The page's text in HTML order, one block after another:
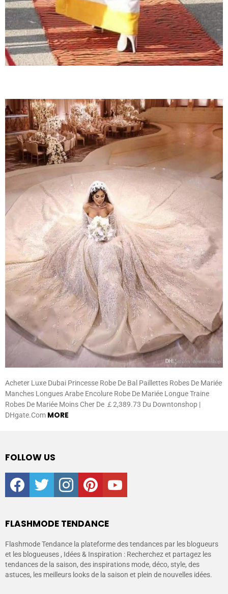
Acheter Luxe Dubai Princesse Robe De Bal Paillettes Robes De Mariée
Manches Longues Arabe Encolure Robe De Mariée Longue Traine
Robes De Mariée Moins Cher De ￡2,389.73 Du Downtonshop |
DHgate.Com MORE
FOLLOW US
facebooktwitter instagrampinterestyoutube
FLASHMODE TENDANCE
Flashmode Tendance la plateforme des tendances par les blogueurs
et les blogueuses , Idées & Inspiration : Recherchez et partagez les
tendances de la saison, des inspirations mode, déco, style, des
astuces, les meilleurs looks de la saison et plein de nouvelles idées.